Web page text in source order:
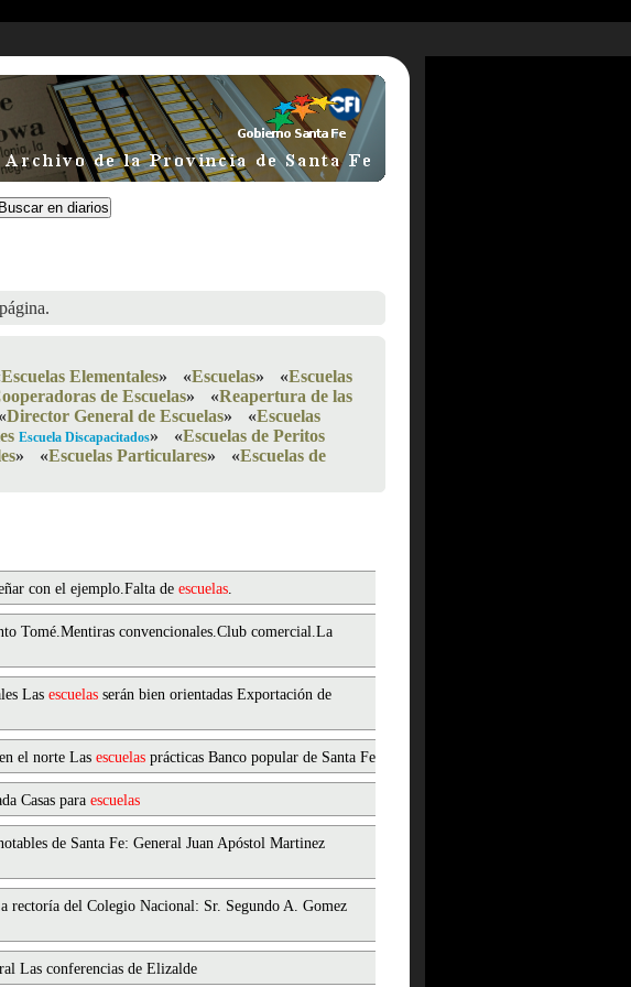
Escuelas Elementales» «Escuelas» «Escuelas
de Escuelas» «Reapertura de las
«Director General de Escuelas» «Escuelas
Escuela Discapacitados» «Escuelas de Peritos
» «Escuelas Particulares» «Escuelas de
con el ejemplo.Falta de escuelas.
Tomé.Mentiras convencionales.Club comercial.La
Las escuelas serán bien orientadas Exportación de
el norte Las escuelas prácticas Banco popular de Santa Fe
Casas para escuelas
de Santa Fe: General Juan Apóstol Martinez
rectoría del Colegio Nacional: Sr. Segundo A. Gomez
Las conferencias de Elizalde